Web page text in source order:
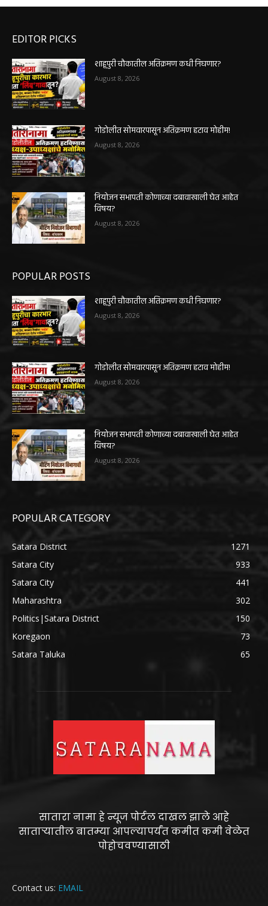
EDITOR PICKS
शाहूपुरी चौकातील अतिक्रमण कधी निघणार?
August 8, 2026
गोडोलीत सोमवारपासून अतिक्रमण हटाव मोहीम!
August 8, 2026
नियोजन सभापती कोणाच्या दबावाखाली घेत आहेत
विषय?
August 8, 2026
POPULAR POSTS
शाहूपुरी चौकातील अतिक्रमण कधी निघणार?
August 8, 2026
गोडोलीत सोमवारपासून अतिक्रमण हटाव मोहीम!
August 8, 2026
नियोजन सभापती कोणाच्या दबावाखाली घेत आहेत
विषय?
August 8, 2026
POPULAR CATEGORY
Satara District
1271
Satara City
933
Satara City
441
Maharashtra
302
Politics|Satara District
150
Koregaon
73
Satara Taluka
65
सातारा नामा हे न्यूज पोर्टल दाखल झाले आहे
साताऱ्यातील बातम्या आपल्यापर्यंत कमीत कमी वेळेत
पोहोचवण्यासाठी
Contact us: EMAIL